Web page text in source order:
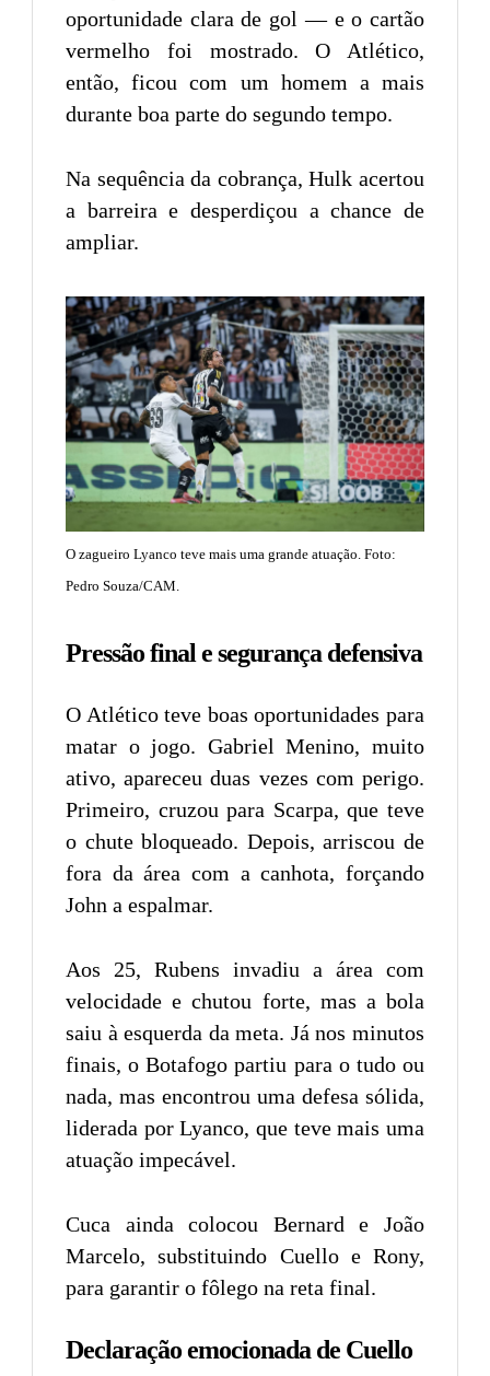
oportunidade clara de gol — e o cartão
vermelho foi mostrado. O Atlético,
então, ficou com um homem a mais
durante boa parte do segundo tempo.
Na sequência da cobrança, Hulk acertou
a barreira e desperdiçou a chance de
ampliar.
O zagueiro Lyanco teve mais uma grande atuação. Foto:
Pedro Souza/CAM.
Pressão final e segurança defensiva
O Atlético teve boas oportunidades para
matar o jogo. Gabriel Menino, muito
ativo, apareceu duas vezes com perigo.
Primeiro, cruzou para Scarpa, que teve
o chute bloqueado. Depois, arriscou de
fora da área com a canhota, forçando
John a espalmar.
Aos 25, Rubens invadiu a área com
velocidade e chutou forte, mas a bola
saiu à esquerda da meta. Já nos minutos
finais, o Botafogo partiu para o tudo ou
nada, mas encontrou uma defesa sólida,
liderada por Lyanco, que teve mais uma
atuação impecável.
Cuca ainda colocou Bernard e João
Marcelo, substituindo Cuello e Rony,
para garantir o fôlego na reta final.
Declaração emocionada de Cuello